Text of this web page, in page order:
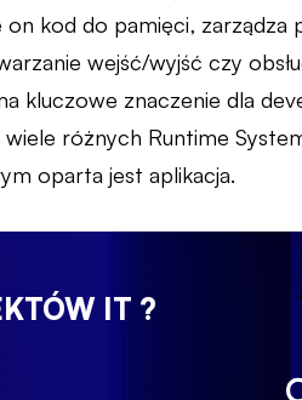
on kod do pamięci, zarządza
wejść/wyjść czy
kluczowe znaczenie dla
wiele różnych Runtime
oparta jest aplikacja.
IT ?